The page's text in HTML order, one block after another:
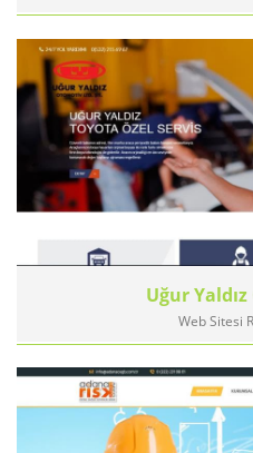
Uğur
Web Sitesi